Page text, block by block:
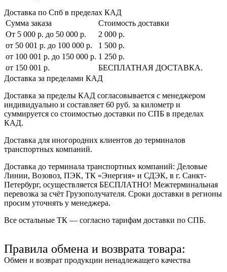
Доставка по Спб в пределах КАД
Сумма заказа
Стоимость доставки
От 5 000 р. до 50 000 р.
2 000 р.
от 50 001 р. до 100 000 р.
1 500 р.
от 100 001 р. до 150 000 р. 1 250 р.
от 150 001 р.
БЕСПЛАТНАЯ ДОСТАВКА.
Доставка за пределами КАД
Доставка за пределы КАД согласовывается с менеджером
индивидуально и составляет 60 руб. за километр и
суммируется со стоимостью доставки по СПБ в пределах
КАД.
Доставка для иногородних клиентов до терминалов
транспортных компаний.
Доставка до терминала транспортных компаний: Деловые
Линии, Возовоз, ПЭК, ТК «Энергия» и СДЭК, в г. Санкт-
Петербург, осуществляется БЕСПЛАТНО! Межтерминальная
перевозка за счёт Грузополучателя. Сроки доставки в регионы
просим уточнять у менеджера.
Все остальные ТК — согласно тарифам доставки по СПБ.
Правила обмена и возврата товара:
Обмен и возврат продукции ненадлежащего качества